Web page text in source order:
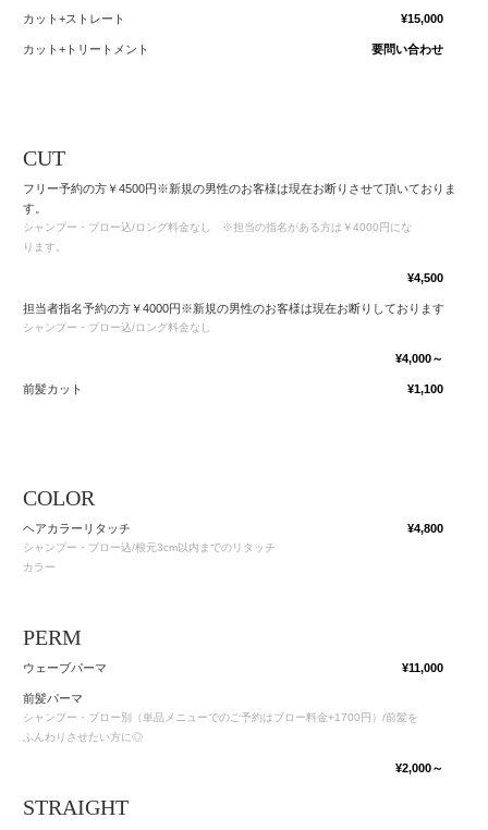
カット+ストレート ¥15,000
カット+トリートメント 要問い合わせ
CUT
フリー予約の方￥4500円※新規の男性のお客様は現在お断りさせて頂いておりま
す。
シャンプー・ブロー込/ロング料金なし ※担当の指名がある方は￥4000円にな
ります。
¥4,500
担当者指名予約の方￥4000円※新規の男性のお客様は現在お断りしております
シャンプー・ブロー込/ロング料金なし
¥4,000～
前髪カット ¥1,100
COLOR
ヘアカラーリタッチ
シャンプー・ブロー込/根元3cm以内までのリタッチ
カラー
¥4,800
PERM
ウェーブパーマ ¥11,000
前髪パーマ
シャンプー・ブロー別（単品メニューでのご予約はブロー料金+1700円）/前髪を
ふんわりさせたい方に◎
¥2,000～
STRAIGHT